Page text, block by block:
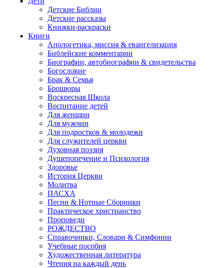
Детские Библии
Детские рассказы
Книжки-раскраски
Книги
Апологетика, миссия & евангелизация
Библейские комментарии
Биографии, автобиографии & свидетельства
Богословие
Брак & Семья
Брошюры
Воскресная Школа
Воспитание детей
Для женщин
Для мужчин
Для подростков & молодежи
Для служителей церкви
Духовная поэзия
Душепопечение и Психология
Здоровье
История Церкви
Молитва
ПАСХА
Песни & Нотные Сборники
Практическое христианство
Проповеди
РОЖДЕСТВО
Справочники, Словари & Симфонии
Учебные пособия
Художественная литература
Чтения на каждый день